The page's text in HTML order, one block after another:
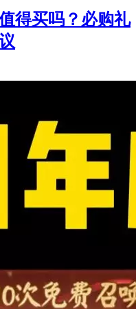
得买吗？必购礼